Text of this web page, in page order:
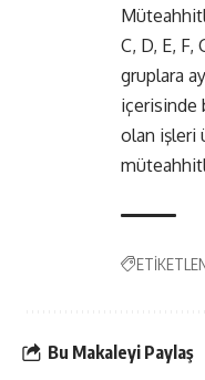
C, D, E,
gruplara
içerisinde
olan işleri
Bu Makaleyi Paylaş